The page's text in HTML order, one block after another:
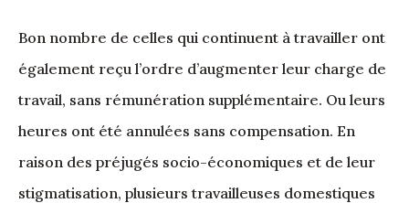
Bon nombre de celles qui continuent à travailler ont
également reçu l’ordre d’augmenter leur charge de
travail, sans rémunération supplémentaire. Ou leurs
heures ont été annulées sans compensation. En
raison des préjugés socio-économiques et de leur
stigmatisation, plusieurs travailleuses domestiques